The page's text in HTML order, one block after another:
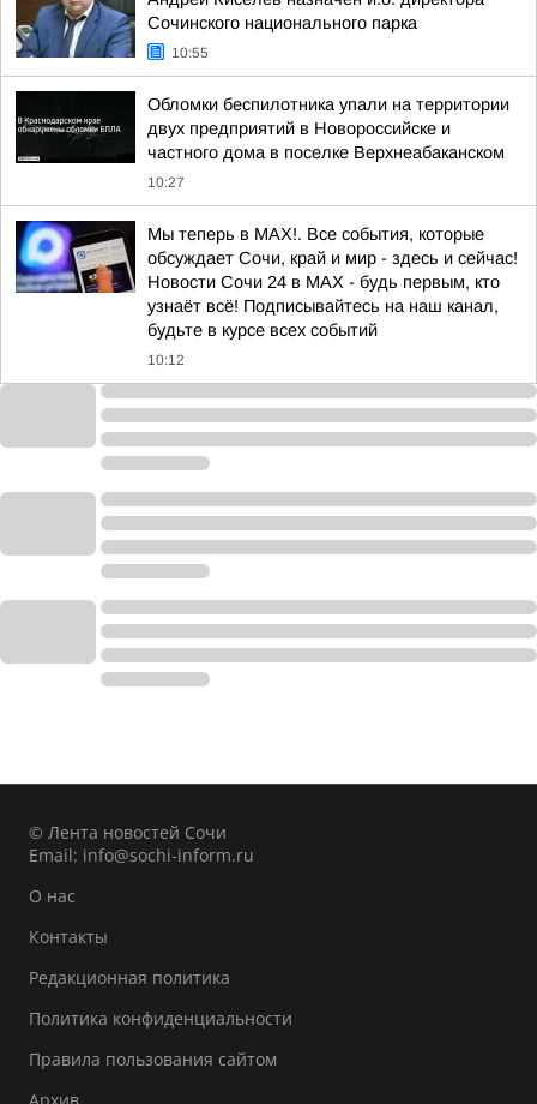
Сочинского национального парка
10:55
Обломки беспилотника упали на территории
двух предприятий в Новороссийске и
частного дома в поселке Верхнеабаканском
10:27
Мы теперь в MAX!. Все события, которые
обсуждает Сочи, край и мир - здесь и сейчас!
Новости Сочи 24 в MAX - будь первым, кто
узнаёт всё! Подписывайтесь на наш канал,
будьте в курсе всех событий
10:12
© Лента новостей Сочи
Email: info@sochi-inform.ru
О нас
Контакты
Редакционная политика
Политика конфиденциальности
Правила пользования сайтом